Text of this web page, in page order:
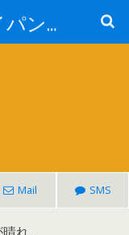
エーストマトのサイパンダイビング日記
Mail SMS